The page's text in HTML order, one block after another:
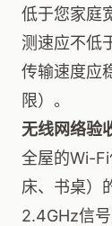
低于您家庭
测速应不低
传输速度应
限）。
无线网络验
全屋的Wi-Fi
床、书桌）
2.4GHz信